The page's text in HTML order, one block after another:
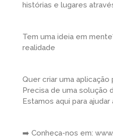
histórias e lugares
Tem uma ideia em
realidade
Quer criar uma
Precisa de uma solução
Estamos aqui para ajudar
➡️ Conheça-nos em: